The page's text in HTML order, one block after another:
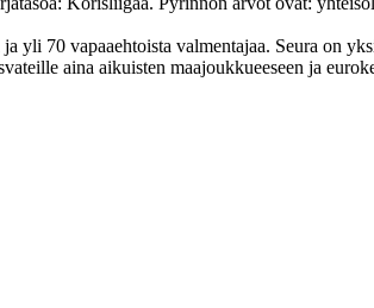
70 vapaa­ehtoista valmen­tajaa. Seura on
aina aikuisten maa­joukkueeseen ja